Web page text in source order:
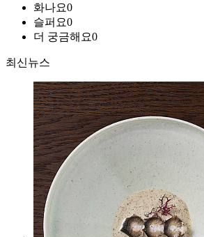
화나요0
슬퍼요0
더 궁금해요0
최신뉴스